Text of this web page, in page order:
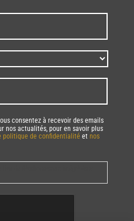
consentez à recevoir des emails
nos actualités, pour en savoir plus
politique de confidentialité et nos